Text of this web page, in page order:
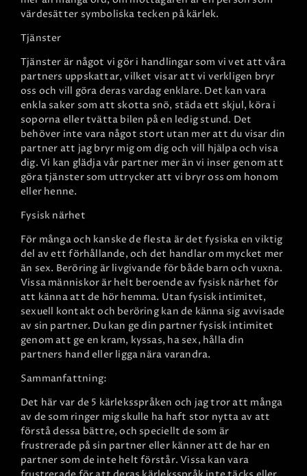
värdesätter symboliska tecken på kärlek.
Tjänster
Tjänster är något vi gör i handlingar som vi vet att våra
partners uppskattar, vilket visar att vi verkligen bryr
oss och vill göra deras vardag enklare. Det kan vara
enkla saker som att skotta snö, städa ett skjul, köra i
soporna eller tvätta bilen på en ledig stund. Det
behöver inte vara något stort utan mer att du visar din
partner att jag bryr mig om dig och vill hjälpa och visa
dig. Vi kan glädja vår partner mer än vi inser genom att
göra tjänster som uttrycker att vi bryr oss om honom
eller henne.
Fysisk närhet
För många och kanske de flesta är det fysiska en viktig
del av ett förhållande, och det handlar om mycket mer
än sex. Beröring är livgivande för både barn och vuxna.
Vissa människor är helt beroende av fysisk närhet för
att känna att de hör hemma. Utan fysisk intimitet,
sexuell kontakt och beröring kan de känna sig avvisade
av sin partner. Du kan ge din partner fysisk intimitet
genom att ge en kram, kyssas, ha sex, hålla din
partners hand eller ligga nära varandra.
Sammanfattning:
Det här var de 5 kärleksspråken och jag tror att många
av de som ringer mig skulle ha haft stor nytta av att
förstå dessa bättre, och speciellt de som är
frustrerade på sin partner eller känner att de har en
partner som de inte helt förstår. Vissa kan vara